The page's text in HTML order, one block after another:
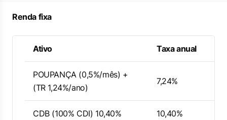
Renda fixa
Ativo Taxa anual
POUPANÇA (0,5%/mês) +
(TR 1,24%/ano)
7,24%
CDB (100% CDI) 10,40% 10,40%